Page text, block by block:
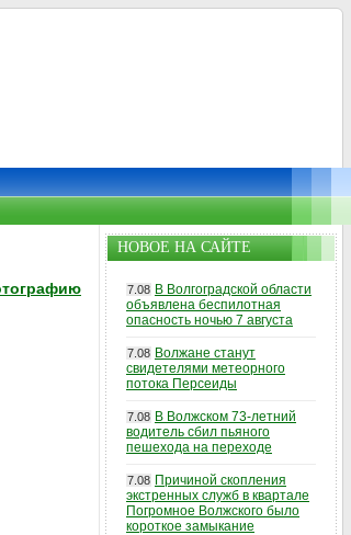
НОВОЕ НА САЙТЕ
7.08 В Волгоградской области
объявлена беспилотная
опасность ночью 7 августа
7.08 Волжане станут
свидетелями метеорного
потока Персеиды
7.08 В Волжском 73-летний
водитель сбил пьяного
пешехода на переходе
7.08 Причиной скопления
экстренных служб в квартале
Погромное Волжского было
короткое замыкание